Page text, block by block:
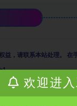
益，请联系本站处理。 在
1
，省时省力，助你快速提升
欢迎进